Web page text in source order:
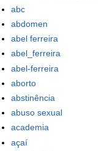
abc
abdomen
abel ferreira
abel_ferreira
abel-ferreira
aborto
abstinência
abuso sexual
academia
açaí